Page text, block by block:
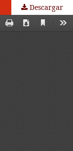
Descargar